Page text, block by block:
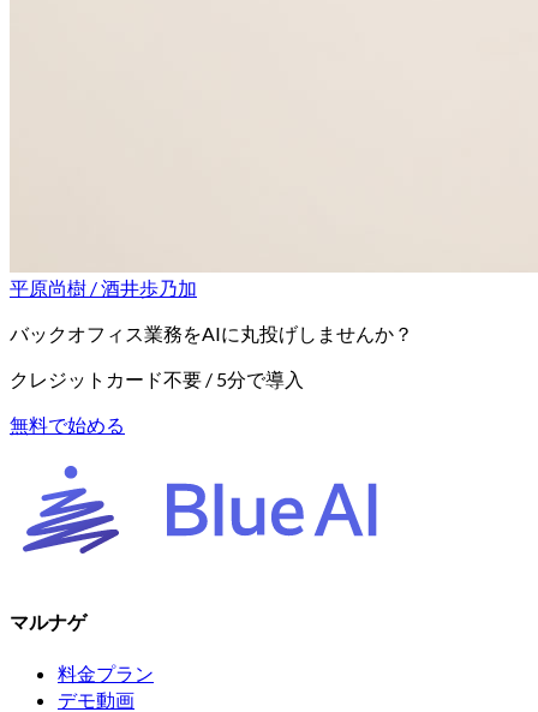
平原尚樹 / 酒井歩乃加
バックオフィス業務をAIに丸投げしませんか？
クレジットカード不要 / 5分で導入
無料で始める
マルナゲ
料金プラン
デモ動画